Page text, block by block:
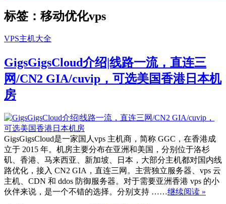
标签：移动优化vps
VPS主机大全
GigsGigsCloud介绍|线路一流，直连三
网/CN2 GIA/cuvip，可选美国香港日本机
房
GigsGigsCloud是一家国人vps 主机商，简称 GGC，在香港成
立于 2015 年。机房主要分布在亚洲和美国，分别位于洛杉
矶、香港、马来西亚、新加坡、日本，大部分主机都对国内线
路优化，接入 CN2 GIA，直连三网。主营独立服务器、vps 云
主机、CDN 和 ddos 防御服务器。对于需要亚洲香港 vps 的小
伙伴来说，是一个不错的选择。分别支持 ……继续阅读 »